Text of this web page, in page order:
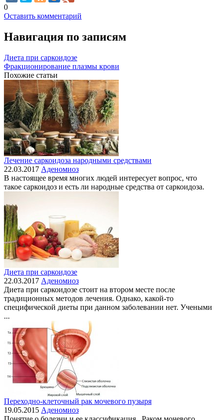
0
Оставить комментарий
Навигация по записям
Диета при саркоидозе
Фракционирование плазмы крови
Похожие статьи
Лечение саркоидоза народными средствами
22.03.2017 Аденомиоз
В настоящее время многих людей интересует вопрос, что
такое саркоидоз и есть ли народные средства от саркоидоза.
Диета при саркоидозе
22.03.2017 Аденомиоз
Диета при саркоидозе стоит на втором месте после
традиционных методов лечения. Однако, какой-то
специфической диеты при данном заболевании нет. Учеными
...
Переходно-клеточный рак мочевого пузыря
19.05.2015 Аденомиоз